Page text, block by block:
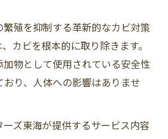
殖を抑制する革新的なカビ対策
カビを根本的に取り除きます。
物として使用されている安全性
り、人体への影響はありませ
ズ東海が提供するサービス内容